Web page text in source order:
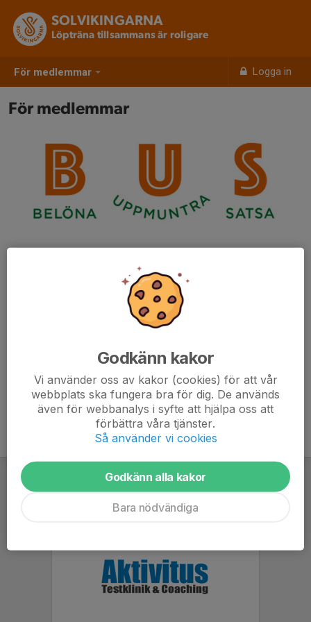
För medlemmar Logga in
SOLVIKINGARNA
Löpträna tillsammans är roligare
För medlemmar
erbjudanden via våra samarbetspartners. Vi sponsrar till
exempel våra snabbaste löpare genom stipulationstider: en
liten del av det vi kallar för BUS, Belöna, Uppmuntra och
Här har vi samlat allt som det krävs inloggning för att ta del av,
bland annat vårt medlemsregister och våra interna dokument.
Läs också om vad som gäller för vårtfunktionärsskap.
Godkänn kakor
Vi använder oss av kakor (cookies) för att vår
webbplats ska fungera bra för dig. De används
även för webbanalys i syfte att hjälpa oss att
förbättra våra tjänster.
Så använder vi cookies
Godkänn alla kakor
Bara nödvändiga